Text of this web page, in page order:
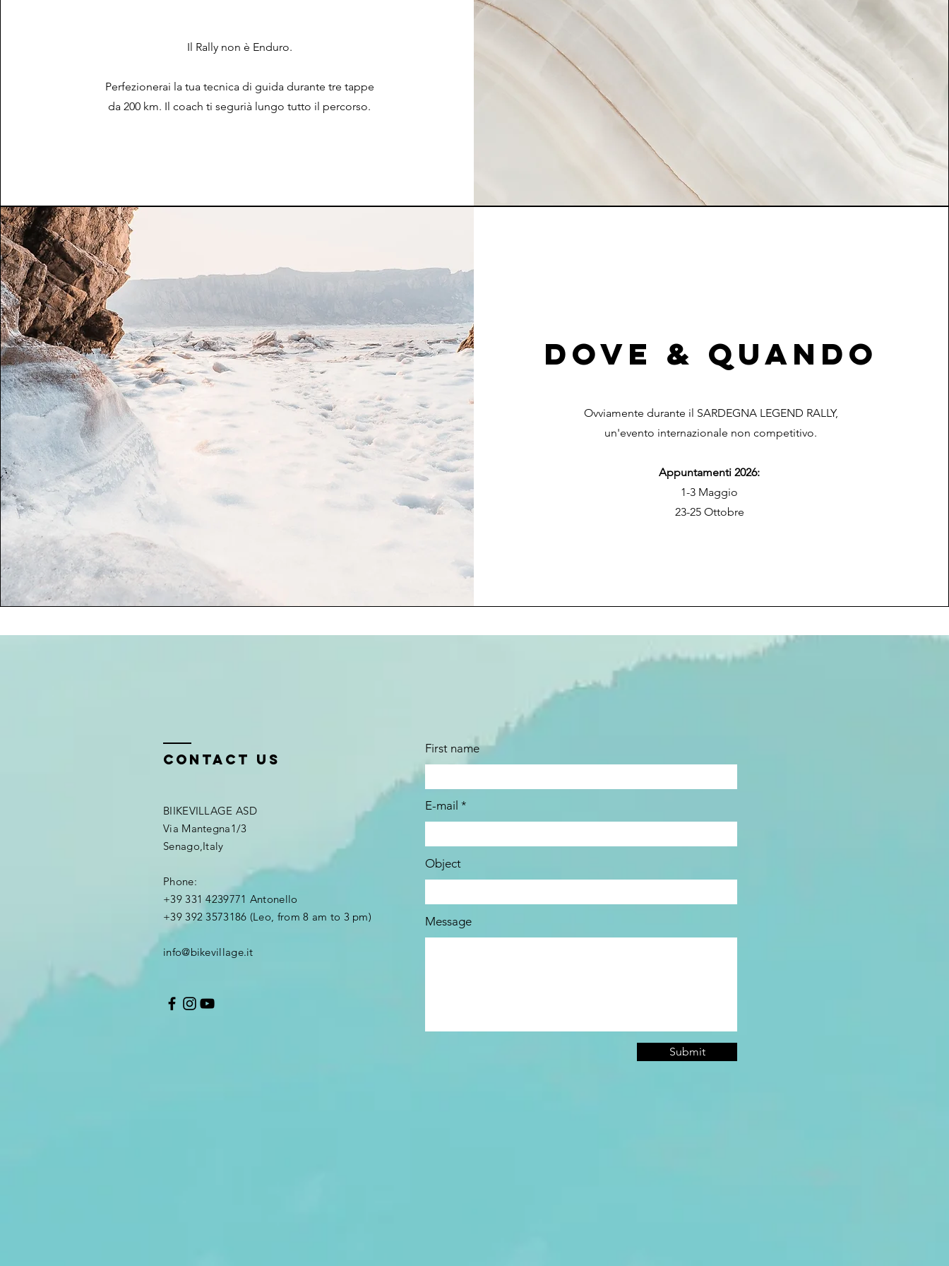
Il Rally non è Enduro.
Perfezionerai la tua tecnica di guida durante tre tappe
da 200 km. Il coach ti segurià lungo tutto il percorso.
DOVE & QUANDO
Ovviamente durante il SARDEGNA LEGEND RALLY,
un'evento internazionale non competitivo.
Appuntamenti 2026:
1-3 Maggio
23-25 Ottobre
First name
E-mail
Object
Message
Submit
Contact us
BIIKEVILLAGE ASD
Via Mantegna1/3
Senago,Italy
Phone:
+39 331 4239771 Antonello
+39 392 3573186 (Leo, from 8 am to 3 pm)
info@bikevillage.it